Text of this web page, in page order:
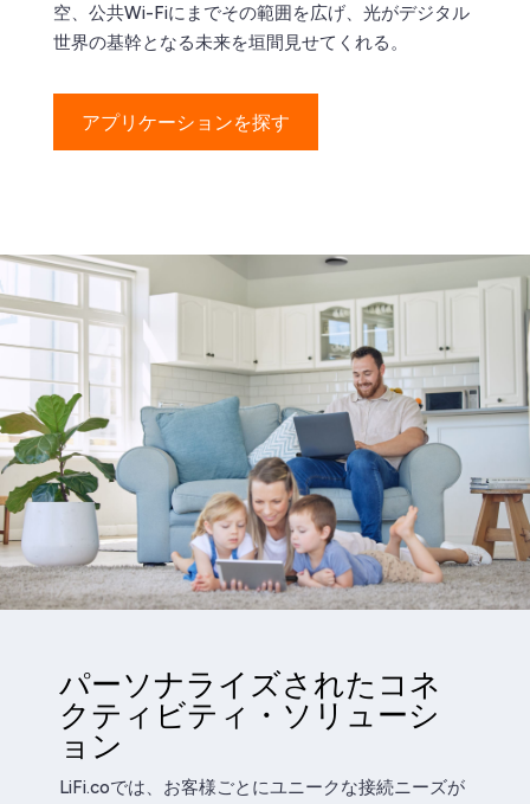
空、公共Wi-Fiにまでその範囲を広げ、光がデジタル
世界の基幹となる未来を垣間見せてくれる。
アプリケーションを探す
パーソナライズされたコネ
クティビティ・ソリューシ
ョン
LiFi.coでは、お客様ごとにユニークな接続ニーズが